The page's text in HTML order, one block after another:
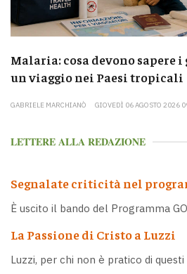
Malaria: cosa devono sapere
un viaggio nei Paesi tropicali
GABRIELE MARCHIANÒ GIOVEDÌ 06 AGOSTO 2026
LETTERE ALLA REDAZIONE
Segnalate criticità nel
È uscito il bando del Programma
La Passione di Cristo a Luzzi
Luzzi, per chi non è pratico di questi